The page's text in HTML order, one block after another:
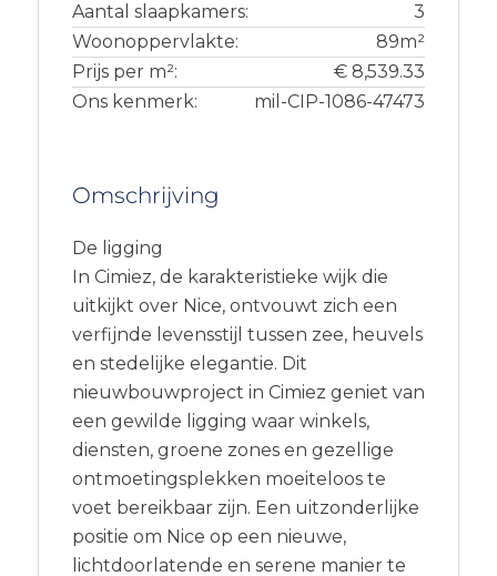
Aantal slaapkamers:
3
Woonoppervlakte:
89m²
Prijs per m²:
€ 8,539.33
Ons kenmerk:
mil-CIP-1086-47473
Omschrijving
De ligging
In Cimiez, de karakteristieke wijk die
uitkijkt over Nice, ontvouwt zich een
verfijnde levensstijl tussen zee, heuvels
en stedelijke elegantie. Dit
nieuwbouwproject in Cimiez geniet van
een gewilde ligging waar winkels,
diensten, groene zones en gezellige
ontmoetingsplekken moeiteloos te
voet bereikbaar zijn. Een uitzonderlijke
positie om Nice op een nieuwe,
lichtdoorlatende en serene manier te